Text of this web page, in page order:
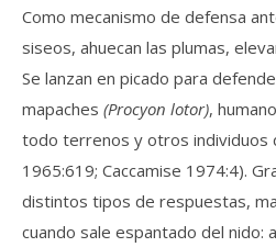
Como mecanismo de defensa
siseos, ahuecan las plumas,
Se lanzan en picado para
mapaches (Procyon lotor),
todo terrenos y otros individuos
1965:619; Caccamise 1974:4).
distintos tipos de respuestas,
cuando sale espantado del nido: